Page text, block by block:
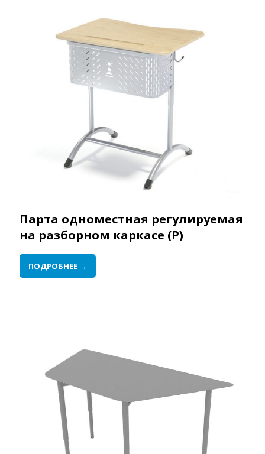
Парта одноместная регулируемая
на разборном каркасе (Р)
ПОДРОБНЕЕ →